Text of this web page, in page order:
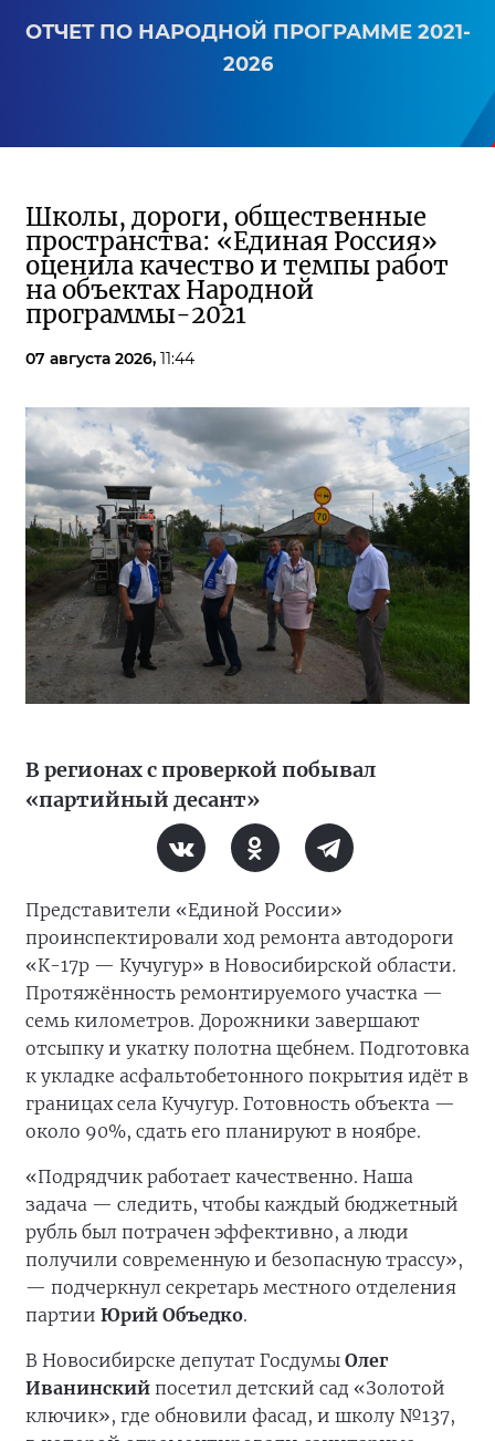
ОТЧЕТ ПО НАРОДНОЙ ПРОГРАММЕ 2021-
2026
Школы, дороги, общественные
пространства: «Единая Россия»
оценила качество и темпы работ
на объектах Народной
программы-2021
07 августа 2026, 11:44
В регионах с проверкой побывал
«партийный десант»
Представители «Единой России»
проинспектировали ход ремонта автодороги
«К-17р — Кучугур» в Новосибирской области.
Протяжённость ремонтируемого участка —
семь километров. Дорожники завершают
отсыпку и укатку полотна щебнем. Подготовка
к укладке асфальтобетонного покрытия идёт в
границах села Кучугур. Готовность объекта —
около 90%, сдать его планируют в ноябре.
«Подрядчик работает качественно. Наша
задача — следить, чтобы каждый бюджетный
рубль был потрачен эффективно, а люди
получили современную и безопасную трассу»,
— подчеркнул секретарь местного отделения
партии Юрий Объедко.
В Новосибирске депутат Госдумы Олег
Иванинский посетил детский сад «Золотой
ключик», где обновили фасад, и школу №137,